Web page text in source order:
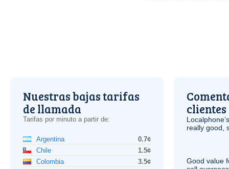
Nuestras bajas tarifas
de llamada
Tarifas por minuto a partir de:
Argentina
0.7¢
Chile
1.5¢
Colombia
3.5¢
clientes
really good,
Good value